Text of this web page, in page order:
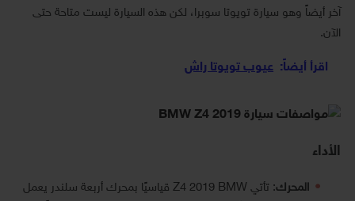
آخر أيضاً وهو سيارة تويوتا سوبرا، لكن هذه السيارة ليست متاحة حتى
الآن.
اقرأ أيضاً: عيوب تويوتا راش
الأداء
المحرك
: تأتي Z4 2019 BMW قياسيًا بمحرك أربعة سلندر يعمل